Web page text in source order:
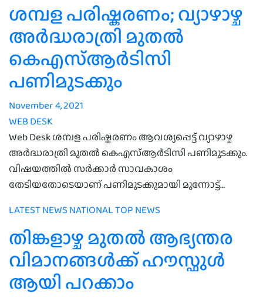
ശമ്പള പരിഷ്കരണം; വ്യാഴാഴ്ച
അർദ്ധരാത്രി മുതൽ
കെഎസ്ആർടിസി
പണിമുടക്കും
November 4, 2021
WEB DESK
Web Desk ശമ്പള പരിഷ്കരണം ആവശ്യപ്പെട്ട് വ്യാഴാഴ്ച
അർദ്ധരാത്രി മുതൽ കെഎസ്ആർടിസി പണിമുടക്കും.
വിഷയത്തിൽ സർക്കാർ സാവകാശം
തേടിയതോടെയാണ് പണിമുടക്കുമായി മുന്നോട്ട്…
LATEST NEWS NATIONALTOP NEWS
തിങ്കളാഴ്ച മുതല്‍ ആഭ്യന്തര
വിമാനങ്ങൾക്ക് ഹൗസ്ഫുൾ
ആയി പറക്കാം